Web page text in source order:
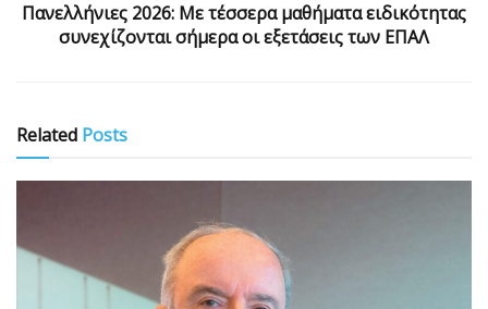
Πανελλήνιες 2026: Με τέσσερα μαθήματα ειδικότητας
συνεχίζονται σήμερα οι εξετάσεις των ΕΠΑΛ
Related Posts